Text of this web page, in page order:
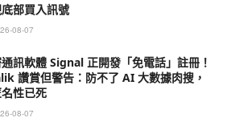
部買入訊號
08-07
訊軟體 Signal 正開發「免電話」註冊！
讚賞但警告：防不了 AI 大數據肉搜，
性已死
08-07